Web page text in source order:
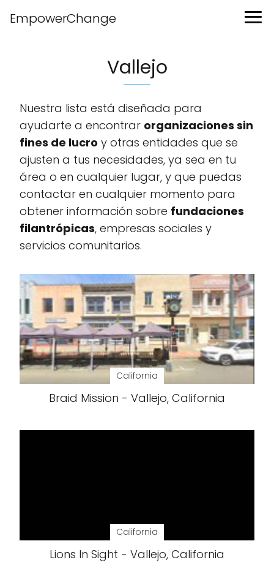
EmpowerChange
Vallejo
Nuestra lista está diseñada para
ayudarte a encontrar organizaciones sin
fines de lucro y otras entidades que se
ajusten a tus necesidades, ya sea en tu
área o en cualquier lugar, y que puedas
contactar en cualquier momento para
obtener información sobre fundaciones
filantrópicas, empresas sociales y
servicios comunitarios.
California
Braid Mission - Vallejo, California
California
Lions In Sight - Vallejo, California